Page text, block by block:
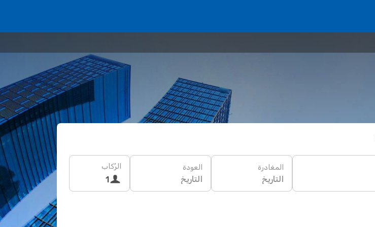
المغادرة
التاريخ
العودة
التاريخ
الرُكاب
1